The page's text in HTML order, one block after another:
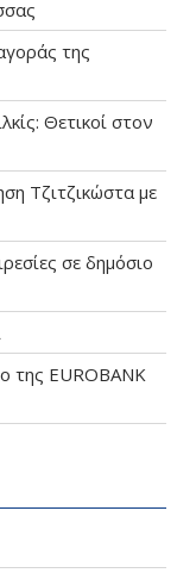
της
Θετικοί στον
Τζιτζικώστα με
σε δημόσιο
της EUROBANK